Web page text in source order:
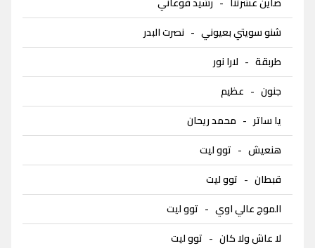
شنو سويتي بعيوني - نصرت البدر
طربقة - لارا نور
جنون - عظيم
يا ساتر - محمد ريحان
هنعيش - توو ليت
قبطان - توو ليت
الموج عالي اوي - توو ليت
لا عاش ولا كان - توو ليت